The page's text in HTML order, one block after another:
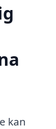
kan